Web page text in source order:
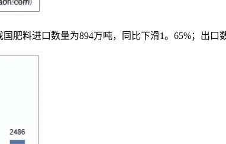
料进口数量为894万吨，同比下滑1。65%；出口数